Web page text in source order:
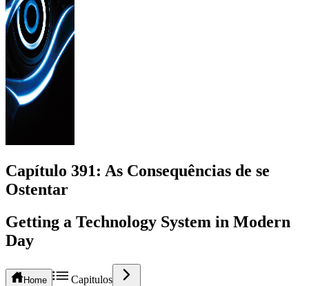
Capítulo 391: As Consequências de se
Ostentar
Getting a Technology System in Modern
Day
Home Capitulos